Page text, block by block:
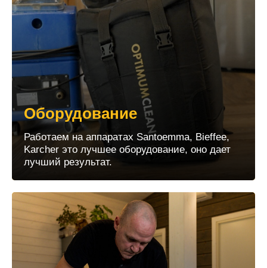
Оборудование
Работаем на аппаратах Santoemma, Bieffee,
Karcher это лучшее оборудование, оно дает
лучший результат.